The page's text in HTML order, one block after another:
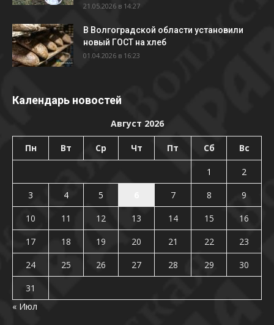
21.05.2026 в 14:27
В Волгоградской области установили
новый ГОСТ на хлеб
01.04.2026 в 16:23
Календарь новостей
Август 2026
Пн Вт Ср Чт Пт Сб Вс
1
2
3
4 5 7 8
9
10
11 12 13 14 15
16
17
18 19 20 21 22
23
24
25 26 27 28 29
30
31
« Июл